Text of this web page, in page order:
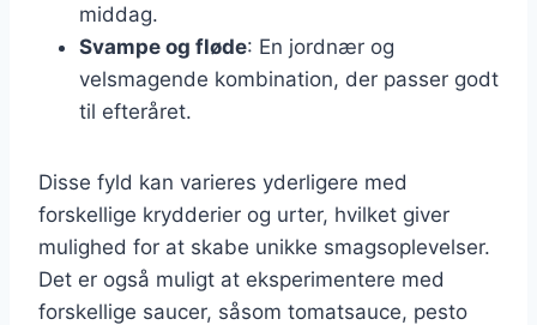
middag.
Svampe og fløde: En jordnær og
velsmagende kombination, der passer godt
til efteråret.
Disse fyld kan varieres yderligere med
forskellige krydderier og urter, hvilket giver
mulighed for at skabe unikke smagsoplevelser.
Det er også muligt at eksperimentere med
forskellige saucer, såsom tomatsauce, pesto